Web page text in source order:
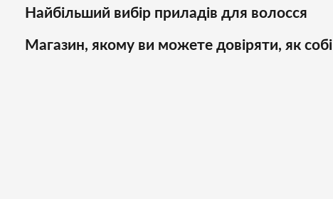
Найбільший вибір приладів для волосся
Магазин, якому ви можете довіряти, як собі